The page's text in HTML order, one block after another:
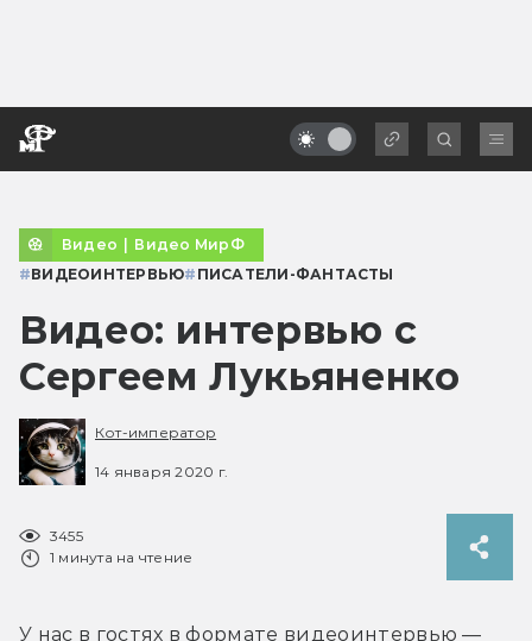
Видео | Видео МирФ
#ВИДЕОИНТЕРВЬЮ# ПИСАТЕЛИ-ФАНТАСТЫ
Видео: интервью с
Сергеем Лукьяненко
Кот-император
14 января 2020 г.
3455
1 минута на чтение
У нас в гостях в формате видеоинтервью —